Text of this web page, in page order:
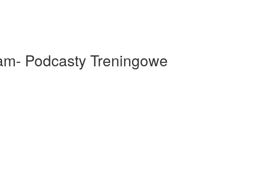
Podcasty Treningowe